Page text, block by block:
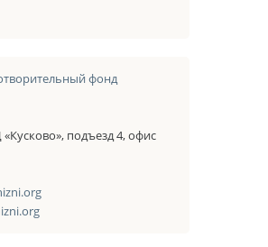
фонд
подъезд 4, офис